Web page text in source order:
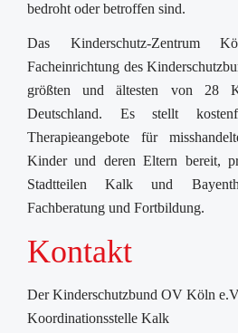
bedroht oder betroffen sind.
Das Kinderschutz-Zentrum
Facheinrichtung des
größten und ältesten von 28
Deutschland. Es stellt
Therapieangebote für
Kinder und deren Eltern bereit,
Stadtteilen Kalk und
Fachberatung und Fortbildung.
Kontakt
Der Kinderschutzbund OV Köln
Koordinationsstelle Kalk